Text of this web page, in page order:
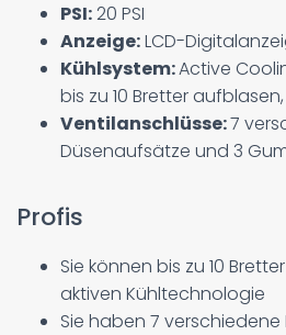
PSI:20 PSI
Anzeige:LCD-
Kühlsystem:Active
bis zu 10 Bretter
Ventilanschlüsse:7
Düsenaufsätze und 3
Profis
Sie können bis zu 10
aktiven Kühltechnologie
Sie haben 7